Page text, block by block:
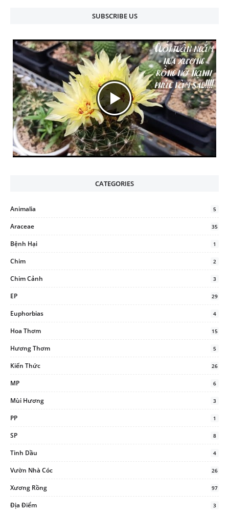
SUBSCRIBE US
CATEGORIES
Animalia 5
Araceae 35
Bệnh Hại 1
Chim 2
Chim Cảnh 3
EP 29
Euphorbias 4
Hoa Thơm 15
Hương Thơm 5
Kiến Thức 26
MP 6
Mùi Hương 3
PP 1
SP 8
Tinh Dầu 4
Vườn Nhà Cóc 26
Xương Rồng 97
Địa Điểm 3